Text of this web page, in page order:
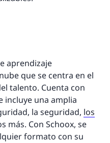
aprendizaje
que se centra en el
talento. Cuenta con
incluye una amplia
la seguridad, los
más. Con Schoox, se
formato con su